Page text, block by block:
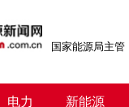
国家能源局主管
电力 新能源